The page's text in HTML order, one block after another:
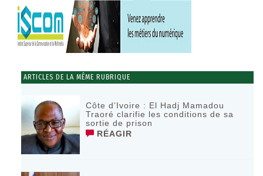
ARTICLES DE LA MÊME RUBRIQUE
Côte d’Ivoire : El Hadj Mamadou
Traoré clarifie les conditions de sa
sortie de prison
RÉAGIR